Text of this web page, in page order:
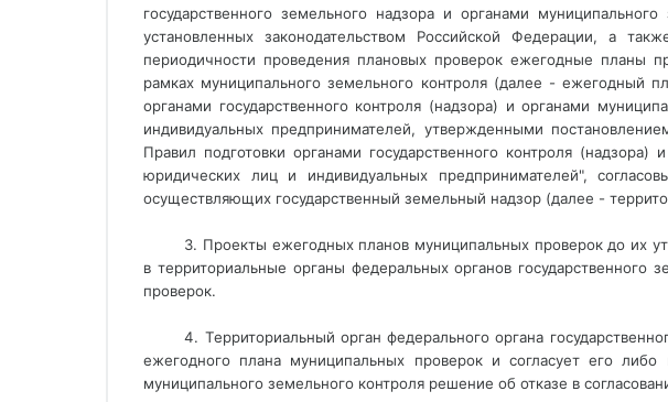
государственного земельного надзора и органами
установленных законодательством Российской Федерации, а
периодичности проведения плановых проверок ежегодные планы
рамках муниципального земельного контроля (далее - ежегодный
органами государственного контроля (надзора) и органами
индивидуальных предпринимателей, утвержденными
Правил подготовки органами государственного контроля
юридических лиц и индивидуальных предпринимателей",
осуществляющих государственный земельный надзор (далее -
3. Проекты ежегодных планов муниципальных проверок до их
в территориальные органы федеральных органов
проверок.
4. Территориальный орган федерального органа
ежегодного плана муниципальных проверок и согласует его
муниципального земельного контроля решение об отказе в